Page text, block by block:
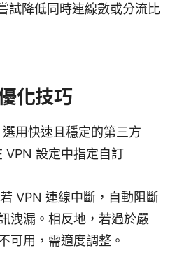
試降低同時連線數或分流比
化技巧
用快速且穩定的第三方
VPN 設定中指定自訂
VPN 連線中斷，自動阻斷
洩漏。相反地，若過於嚴
可用，需適度調整。